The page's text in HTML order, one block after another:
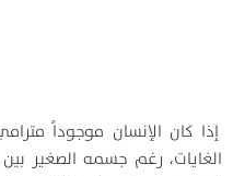
إذا كان الإنسان موجوداً
الغايات، رغم جسمه الصغير